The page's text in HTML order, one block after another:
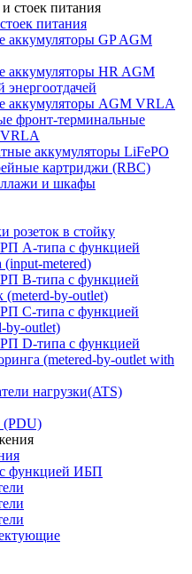
питания
аккумуляторы GP AGM
аккумуляторы HR AGM
аккумуляторы AGM VRLA
фронт-терминальные
аккумуляторы LiFePO
картриджи (RBC)
и шкафы
розеток в стойку
А-типа с функцией
metered)
B-типа с функцией
(meterd-by-outlet)
C-типа с функцией
by-outlet)
D-типа с функцией
(metered-by-outlet with
нагрузки(ATS)
(PDU)
функцией ИБП